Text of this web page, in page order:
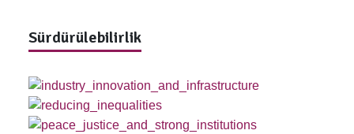
Sürdürülebilirlik